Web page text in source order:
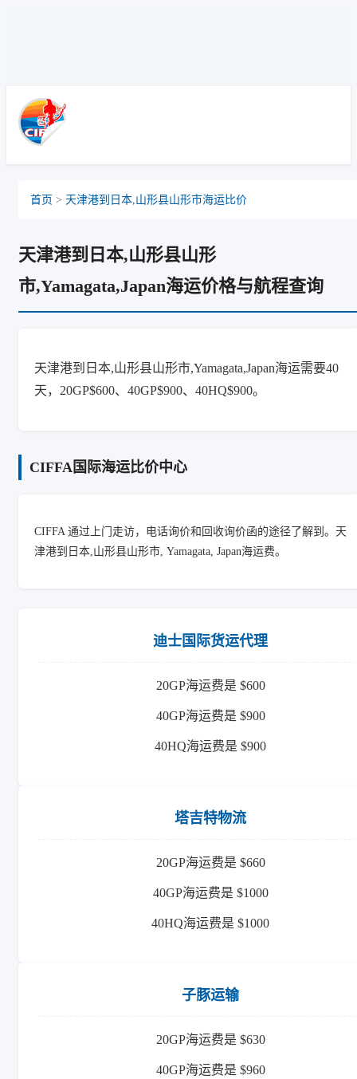
首页 > 天津港到日本,山形县山形市海运比价
天津港到日本,山形县山形
市,Yamagata,Japan海运价格与航程查询
天津港到日本,山形县山形市,Yamagata,Japan海运需要40
天，20GP$600、40GP$900、40HQ$900。
CIFFA国际海运比价中心
CIFFA 通过上门走访，电话询价和回收询价函的途径了解到。天
津港到日本,山形县山形市, Yamagata, Japan海运费。
迪士国际货运代理
20GP海运费是 $600
40GP海运费是 $900
40HQ海运费是 $900
塔吉特物流
20GP海运费是 $660
40GP海运费是 $1000
40HQ海运费是 $1000
子豚运输
20GP海运费是 $630
40GP海运费是 $960